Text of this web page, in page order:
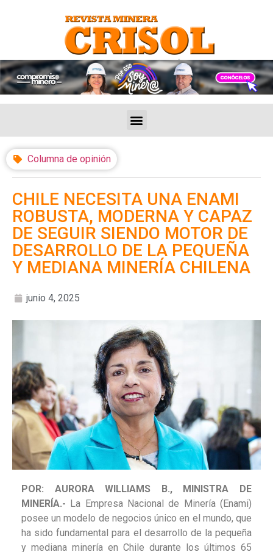
Columna de opinión
CHILE NECESITA UNA ENAMI
ROBUSTA, MODERNA Y CAPAZ
DE SEGUIR SIENDO MOTOR DE
DESARROLLO DE LA PEQUEÑA
Y MEDIANA MINERÍA CHILENA
junio 4, 2025
POR: AURORA WILLIAMS B., MINISTRA DE
MINERÍA.- La Empresa Nacional de Minería (Enami)
posee un modelo de negocios único en el mundo, que
ha sido fundamental para el desarrollo de la pequeña
y mediana minería en Chile durante los últimos 65